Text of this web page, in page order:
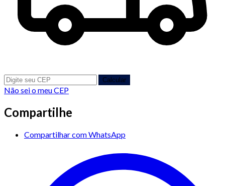
Calcular
Não sei o meu CEP
Compartilhe
Compartilhar com WhatsApp